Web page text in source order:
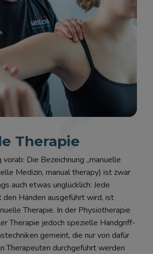
Therapie
Die Bezeichnung „manuelle
Medizin, manual therapy) ist zwar
auch etwas unglücklich: Jede
den Händen ausgeführt wird, ist
Therapie. In der Physiotherapie
Therapie jedoch spezielle Handgriff-
gemeint, die nur von dafür
Therapeuten durchgeführt werden